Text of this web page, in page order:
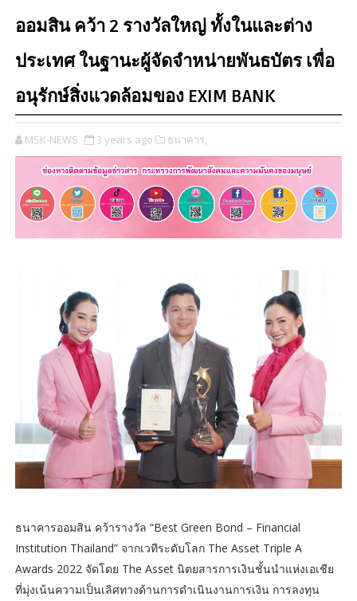
ออมสิน คว้า 2 รางวัลใหญ่ ทั้งในและต่าง
ประเทศ ในฐานะผู้จัดจำหน่ายพันธบัตร เพื่อ
อนุรักษ์สิ่งแวดล้อมของ EXIM BANK
MSK-NEWS 3 years ago ธนาคาร,
ธนาคารออมสิน คว้ารางวัล “Best Green Bond – Financial
Institution Thailand” จากเวทีระดับโลก The Asset Triple A
Awards 2022 จัดโดย The Asset นิตยสารการเงินชั้นนำแห่งเอเชีย
ที่มุ่งเน้นความเป็นเลิศทางด้านการดำเนินงานการเงิน การลงทุน